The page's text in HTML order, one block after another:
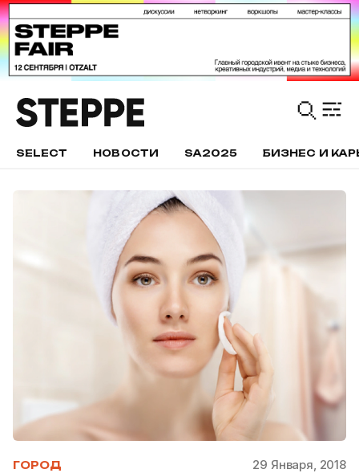
SELECT НОВОСТИ SA2025 БИЗНЕС И
ГОРОД 29 Января, 2018